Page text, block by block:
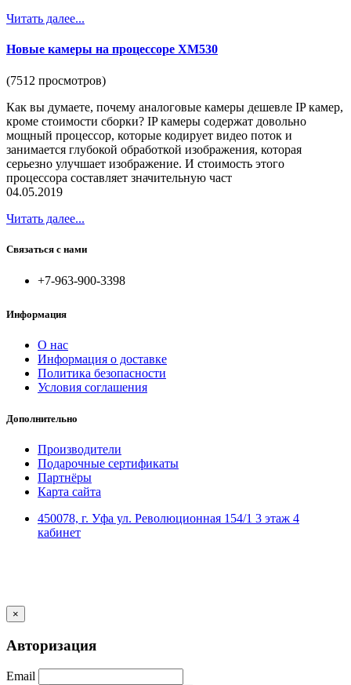
Читать далее...
Новые камеры на процессоре XM530
(7512 просмотров)
Как вы думаете, почему аналоговые камеры дешевле IP камер,
кроме стоимости сборки? IP камеры содержат довольно
мощный процессор, которые кодирует видео поток и
занимается глубокой обработкой изображения, которая
серьезно улучшает изображение. И стоимость этого
процессора составляет значительную част
04.05.2019
Читать далее...
Связаться с нами
+7-963-900-3398
Информация
О нас
Информация о доставке
Политика безопасности
Условия соглашения
Дополнительно
Производители
Подарочные сертификаты
Партнёры
Карта сайта
450078, г. Уфа ул. Революционная 154/1 3 этаж 4
кабинет
×
Авторизация
Email